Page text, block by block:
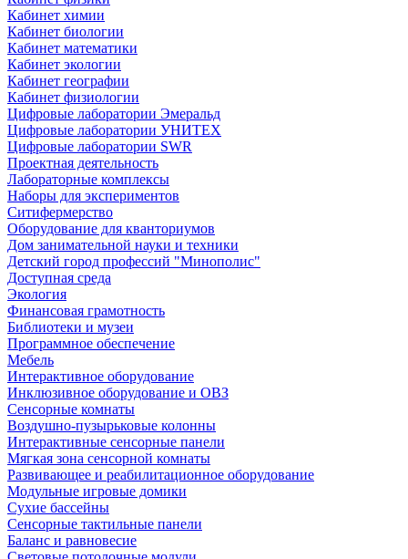
Кабинет химии
Кабинет биологии
Кабинет математики
Кабинет экологии
Кабинет географии
Кабинет физиологии
Цифровые лаборатории Эмеральд
Цифровые лаборатории УНИТЕХ
Цифровые лаборатории SWR
Проектная деятельность
Лабораторные комплексы
Наборы для экспериментов
Ситифермерство
Оборудование для кванториумов
Дом занимательной науки и техники
Детский город профессий "Минополис"
Доступная среда
Экология
Финансовая грамотность
Библиотеки и музеи
Программное обеспечение
Мебель
Интерактивное оборудование
Инклюзивное оборудование и ОВЗ
Cенсорные комнаты
Воздушно-пузырьковые колонны
Интерактивные сенсорные панели
Мягкая зона сенсорной комнаты
Развивающее и реабилитационное оборудование
Модульные игровые домики
Сухие бассейны
Сенсорные тактильные панели
Баланс и равновесие